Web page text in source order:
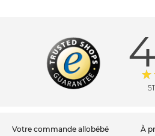
votre commande allobébé à